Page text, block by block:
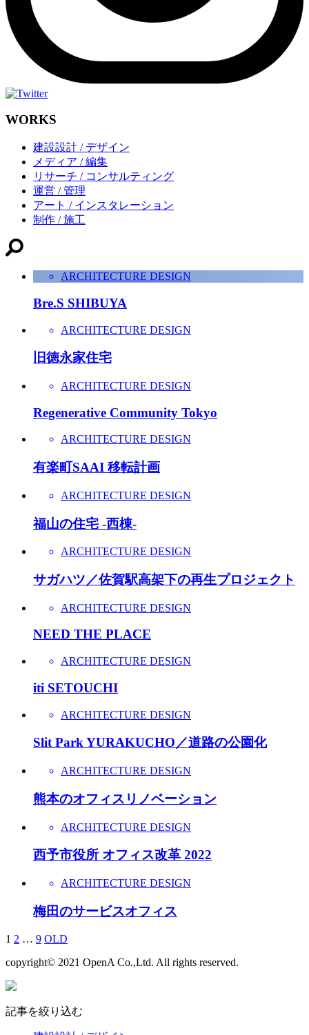
WORKS
建設設計 / デザイン
メディア / 編集
リサーチ / コンサルティング
運営 / 管理
アート / インスタレーション
制作 / 施工
ARCHITECTURE DESIGN
Bre.S SHIBUYA
ARCHITECTURE DESIGN
旧徳永家住宅
ARCHITECTURE DESIGN
Regenerative Community Tokyo
ARCHITECTURE DESIGN
有楽町SAAI 移転計画
ARCHITECTURE DESIGN
福山の住宅 -西棟-
ARCHITECTURE DESIGN
サガハツ／佐賀駅高架下の再生プロジェクト
ARCHITECTURE DESIGN
NEED THE PLACE
ARCHITECTURE DESIGN
iti SETOUCHI
ARCHITECTURE DESIGN
Slit Park YURAKUCHO／道路の公園化
ARCHITECTURE DESIGN
熊本のオフィスリノベーション
ARCHITECTURE DESIGN
西予市役所 オフィス改革 2022
ARCHITECTURE DESIGN
梅田のサービスオフィス
1 2 … 9 OLD
copyright© 2021 OpenA Co.,Ltd. All rights reserved.
記事を絞り込む